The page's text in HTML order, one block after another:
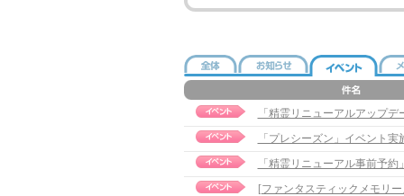
「精霊リニューアルアップ
「プレシーズン」イベント実
「精霊リニューアル事前予